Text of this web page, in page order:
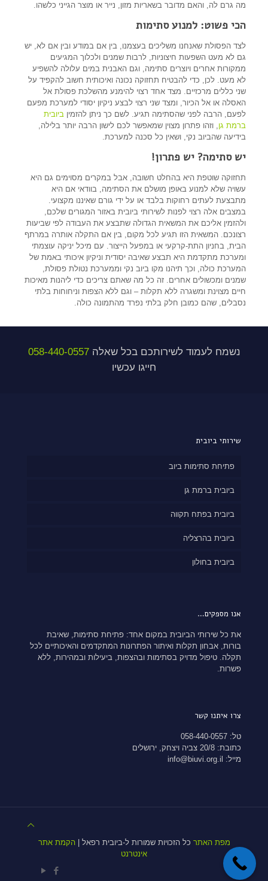
מה גרם לה, והאם מדובר בשאריות מזון, נייר או מוצר הגייני כלשהו.
הכי פשוט: למנוע סתימות
לצד הפסולת שאנחנו משליכים בעצמנו, בין אם במודע ובין אם לא, יש
גם לא מעט השפעות חיצוניות, לרבות שמנים ולכלוך המגיעים
ממקורות אחרים ויוצרים סתימה, וגם האבנית במים עלולה להשפיע
לא מעט. לכן, כדי להבטיח תחזוקה נכונה ואיכותית חשוב להקפיד על
שני כללים מרכזיים. מצד אחד רצוי להימנע מהשלכת פסולת אל
האסלה או אל הכיור, ומצד שני רצוי לבצע ניקיון יסודי למערכת מפעם
לפעם, הרבה לפני שהסתימה תגיע. לשם כך ניתן להזמין ביובית
ברמת גן, וזהו פתרון מצוין שמאפשר לכם לישון הרבה יותר בלילה,
בידיעה שהביוב נקי, ושאין כל סכנה למערכת.
יש סתימה? יש פתרון!
תחזוקה שוטפת היא בהחלט חשובה, אבל במקרים מסוימים גם היא
עשויה שלא למנוע באופן מושלם את הסתימה, בוודאי אם היא
מתבצעת לעתים רחוקות בלבד או על ידי גורם שאיננו מקצועי.
במצבים אלה רצוי לפנות לשירותי ביובית באזור המגורים שלכם,
ולהזמין אליכם את המשאית הגדולה שתבצע את העבודה לפי שביעות
רצונכם. המשאית הזו תגיע לכל מקום, בין אם התקלה אותרה במרתף
הבית, בחניון התת-קרקעי או במפעל הייצור. עם מיכל יניקה עוצמתי
ומערכת מתקדמת היא תבצע שאיבה יסודית וניקיון איכותי באמת של
המערכת כולה, וכך תיהנו מקו ביוב נקי וממערכת נטולת פסולת,
שמנים ומכשולים אחרים. זה כל מה שאתם צריכים כדי ליהנות מאיכות
חיים מצוינת ומשגרה ללא תקלות – וגם ללא הצפות וניחוחות בלתי
נסבלים, שהם כמובן חלק בלתי נפרד מהתמונה כולה.
נשמח לעמוד לשירותכם בכל שאלה058-440-0557
חייגו עכשיו
שירותי ביובית
פתיחת סתימות ביוב
ביובית ברמת גן
ביובית בפתח תקווה
ביובית בהרצליה
ביובית בחולון
אנו מספקים…
את כל שירותי הביובית במקום אחד: פתיחת סתימות, שאיבת
בורות, אבחון תקלות ואיתור הפתרונות המתקדמים והאיכותיים לכל
תקלה. טיפול מדויק בסתימות ובהצפות, ביעילות ובמהירות, ללא
פשרות.
צרו איתנו קשר
טל: 058-440-0557
כתובת: 20/8 צביה ויצחק, ירושלים
מייל: info@biuvi.org.il
מפת האתר כל הזכויות שמורות ל-ביובית רפאל |הקמת אתר
אינטרנט